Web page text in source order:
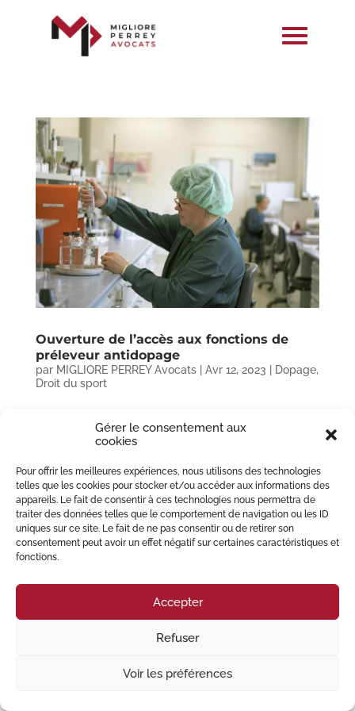
Gérer le consentement aux
cookies
Pour offrir les meilleures expériences, nous utilisons des technologies
telles que les cookies pour stocker et/ou accéder aux informations des
appareils. Le fait de consentir à ces technologies nous permettra de
traiter des données telles que le comportement de navigation ou les ID
uniques sur ce site. Le fait de ne pas consentir ou de retirer son
consentement peut avoir un effet négatif sur certaines caractéristiques et
fonctions.
Accepter
Refuser
Voir les préférences
Ouverture de l’accès aux fonctions de
préleveur antidopage
par MIGLIORE PERREY Avocats| Avr 12, 2023 Dopage,
Droit du sport
République Française (JORF) du 7 avril 2023, les conditions d’agrément des
personnes chargées des contrôles du dopage ont été modifiées. La
© 2023 Migliore Perrey Avocats – Tous droits réservés IMention Légales